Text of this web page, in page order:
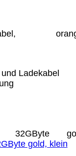
Ladekabel
32GByte